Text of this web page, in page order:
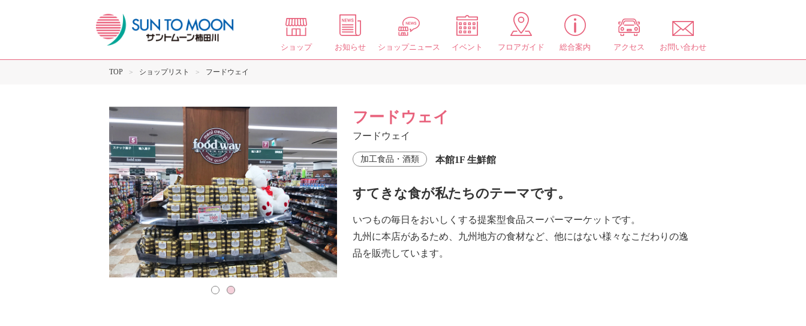
ショップ お知らせ ショップニュース イベント フロアガイド 総合案内 アクセス お問い合わせ
TOP ショップリスト フードウェイ
フードウェイ
フードウェイ
加工食品・酒類 本館1F 生鮮館
すてきな食が私たちのテーマです。
いつもの毎日をおいしくする提案型食品スーパーマーケットです。
九州に本店があるため、九州地方の食材など、他にはない様々なこだわりの逸
品を販売しています。